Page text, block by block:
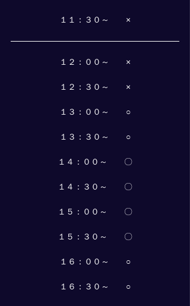
１１：３０～　　×
１２：００～　　×
１２：３０～　　×
１３：００～　　○
１３：３０～　　○
１４：００～　　〇
１４：３０～　　〇
１５：００～　　〇
１５：３０～　　〇
１６：００～　　○
１６：３０～　　○